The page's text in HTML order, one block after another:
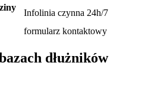
Infolinia czynna 24h/7
formularz kontaktowy
dłużników